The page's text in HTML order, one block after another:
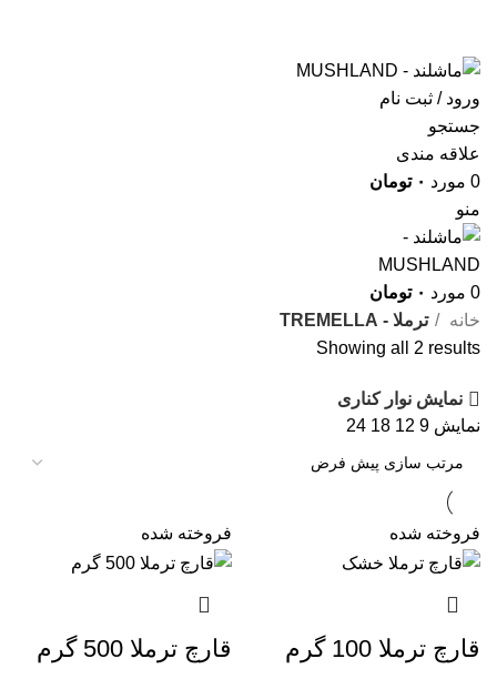
ورود / ثبت نام
جستجو
علاقه مندی
0 مورد ۰ تومان
منو
0 مورد ۰ تومان
خانه
ترملا - TREMELLA
Showing all 2 results
نمایش نوار کناری
نمایش 9
12
18
24
فروخته شده
قارچ ترملا 100 گرم
فروخته شده
قارچ ترملا 500 گرم